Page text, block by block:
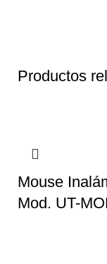
Productos
Mouse
Mod. UT-